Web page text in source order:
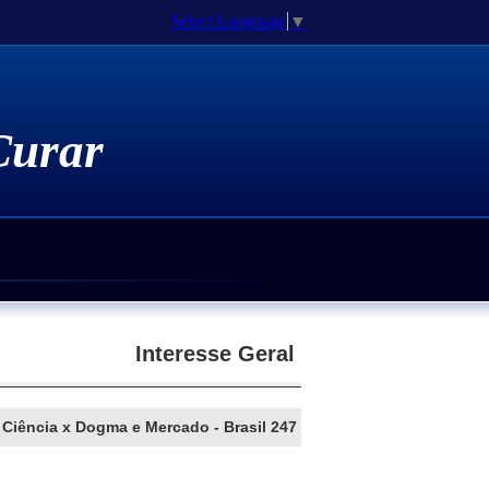
Select Language ▼
Espiritualidade
Doutorado / Pós-Doutorado
Interesse Geral
x Dogma e Mercado - Brasil 247